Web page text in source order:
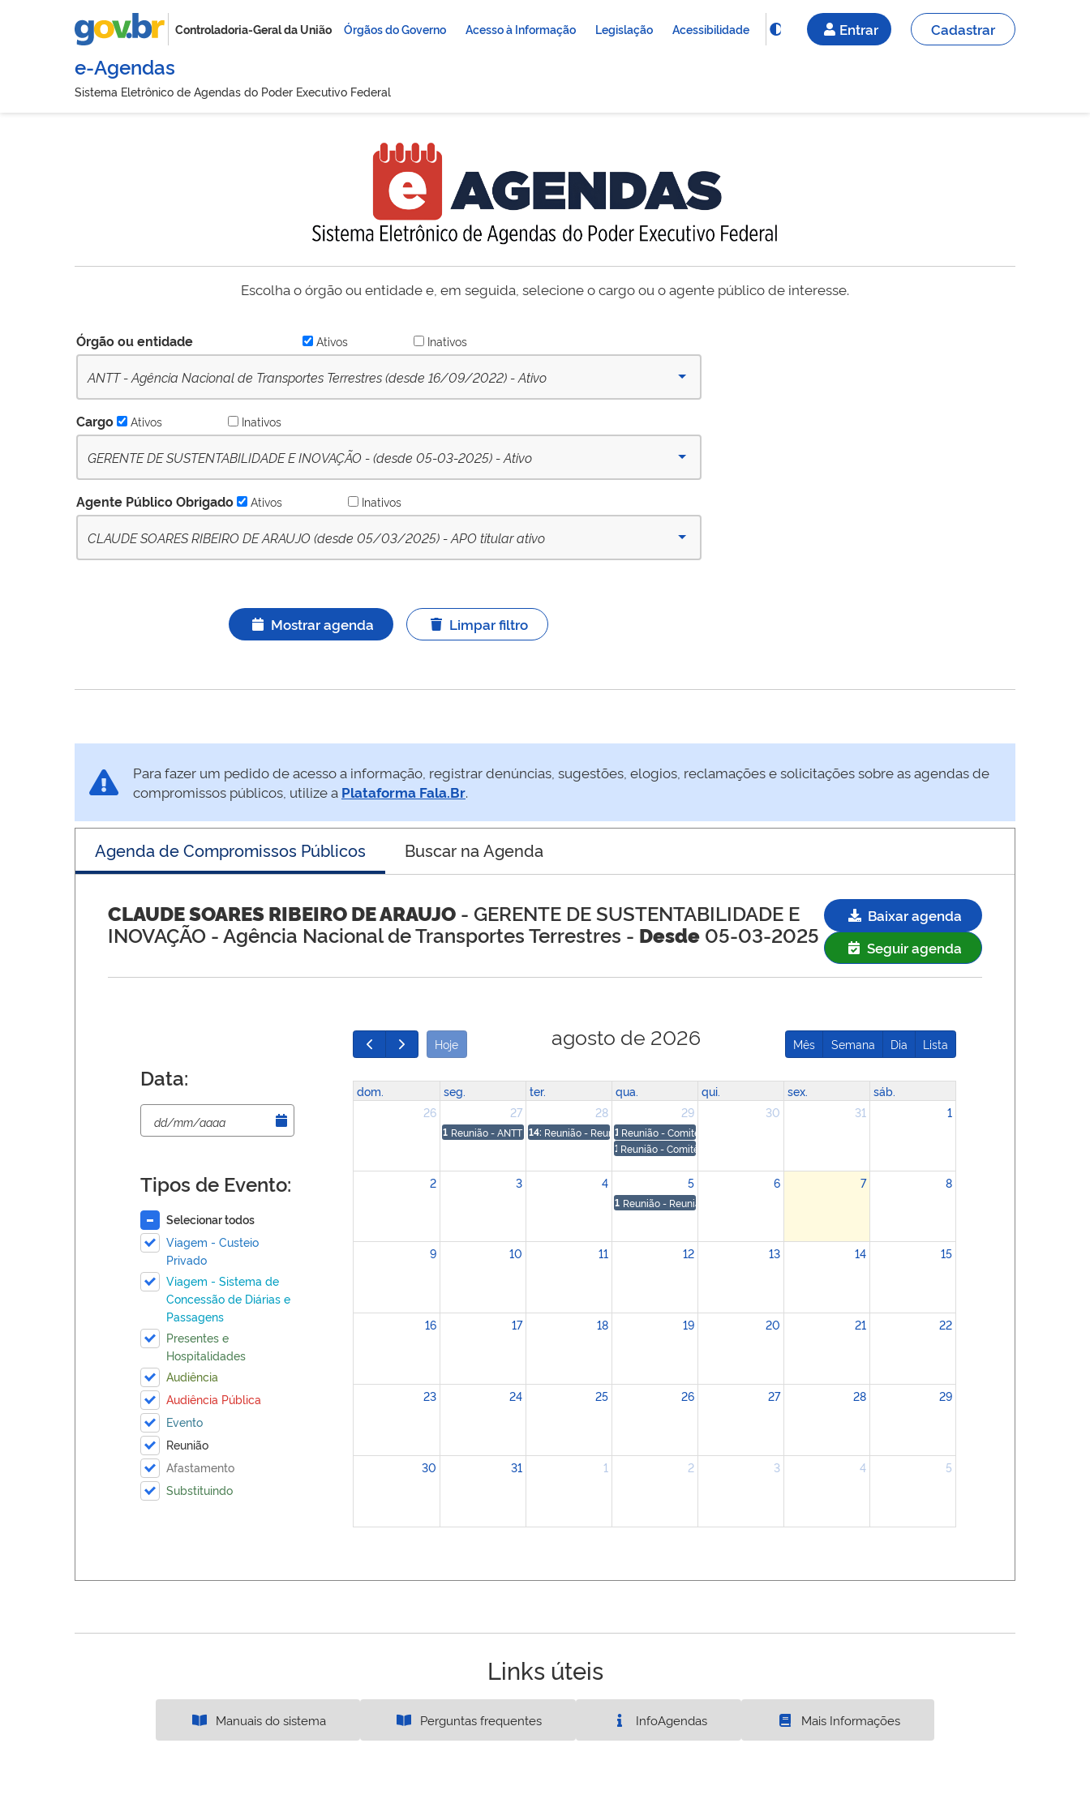
Controladoria-Geral da União Órgãos do Governo Acesso à Informação Legislação Acessibilidade Entrar Cadastrar
e-Agendas
Sistema Eletrônico de Agendas do Poder Executivo Federal
Escolha o órgão ou entidade e, em seguida, selecione o cargo ou o agente público de interesse.
Órgão ou entidade Ativos Inativos
ANTT - Agência Nacional de Transportes Terrestres (desde 16/09/2022) - Ativo
Cargo Ativos Inativos
GERENTE DE SUSTENTABILIDADE E INOVAÇÃO - (desde 05-03-2025) - Ativo
Agente Público Obrigado Ativos Inativos
CLAUDE SOARES RIBEIRO DE ARAUJO (desde 05/03/2025) - APO titular ativo
Mostrar agenda Limpar filtro
Para fazer um pedido de acesso a informação, registrar denúncias, sugestões, elogios, reclamações e solicitações sobre as agendas de
compromissos públicos, utilize a Plataforma Fala.Br.
Agenda de Compromissos Públicos Buscar na Agenda
CLAUDE SOARES RIBEIRO DE ARAUJO - GERENTE DE SUSTENTABILIDADE E
INOVAÇÃO - Agência Nacional de Transportes Terrestres - Desde 05-03-2025
Baixar agenda
Seguir agenda
Data:
Tipos de Evento:
Selecionar todos
Viagem - Custeio
Privado
Viagem - Sistema de
Concessão de Diárias e
Passagens
Presentes e
Hospitalidades
Audiência
Audiência Pública
Evento
Reunião
Afastamento
Substituindo
Hoje agosto de 2026 Mês Semana Dia Lista
dom. seg. ter. qua. qui. sex.
sáb.
26
27
14Reunião - ANTT | EPR - Conexão Litoral
28
14:30Reunião - Reunião - ANTT | MRS
29
10Reunião - Comitês de Desenvolvimento de Sustentabilidade de Rodovias
15Reunião - Comitês de Desenvolvimento de Sustentabilidade de Ferrovias
30 31 1
2 3 4 5
16Reunião - Reunião - ANTT | VIA BRASIL
6 7 8
9 10 11 12 13 14 15
16 17 18 19 20 21 22
23 24 25 26 27 28 29
30 31 1 2 3 4 5
Links úteis
Manuais do sistema Perguntas frequentes InfoAgendas Mais Informações